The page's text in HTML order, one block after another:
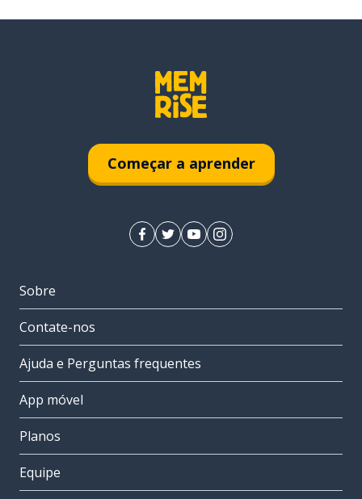
Começar a aprender
Sobre
Contate-nos
Ajuda e Perguntas frequentes
App móvel
Planos
Equipe